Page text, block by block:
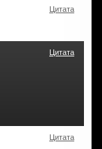
Цитата
Цитата
Цитата